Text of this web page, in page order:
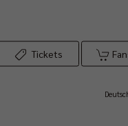
Tickets